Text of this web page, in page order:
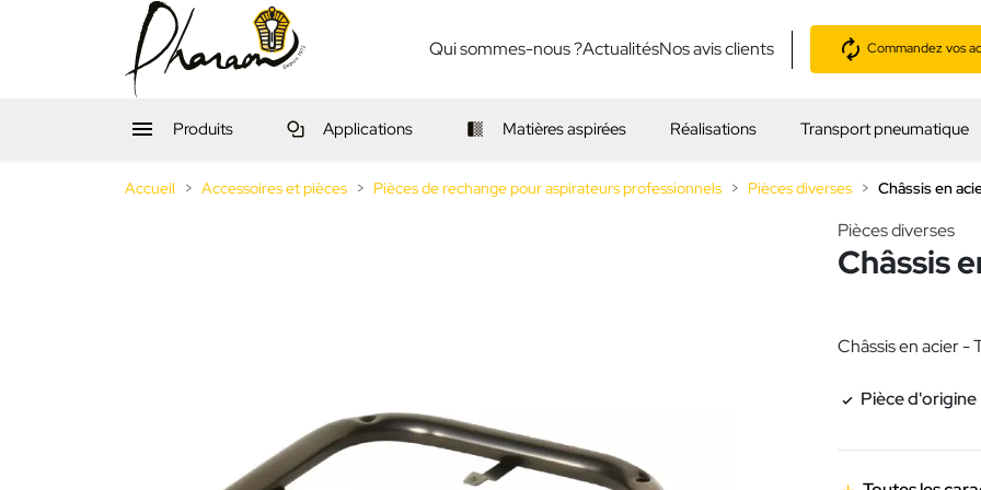
Qui sommes-nous ?ActualitésNos avis clients Commandez vos
 Produits Applications Matières aspirées Réalisations Transport pneumatique
Accueil Accessoires et pièces Pièces de rechange pour aspirateurs professionnels Pièces diverses Châssis en
Pièces diverses
Châssis
Châssis en acier -
Pièce d'origine